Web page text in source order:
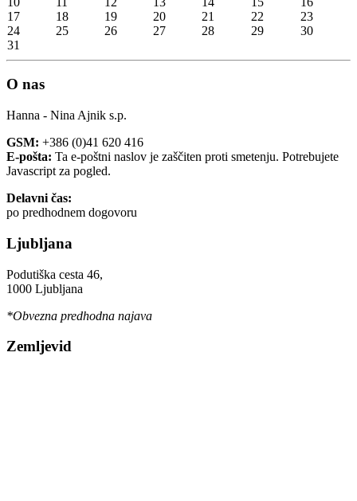
17
18 19 20 21 22
23
24
25 26 27 28 29
30
31
O nas
Hanna - Nina Ajnik s.p.
GSM: +386 (0)41 620 416
E-pošta: Ta e-poštni naslov je zaščiten proti smetenju. Potrebujete
Javascript za pogled.
Delavni čas:
po predhodnem dogovoru
Ljubljana
Podutiška cesta 46,
1000 Ljubljana
*Obvezna predhodna najava
Zemljevid